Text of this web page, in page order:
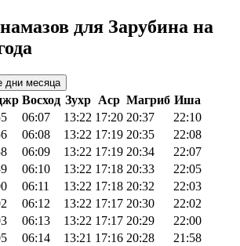
для Зарубина на
дни месяца
Восход Зухр Аср Магриб Иша
06:07 13:22 17:20 20:37
22:10
06:08 13:22 17:19 20:35
22:08
06:09 13:22 17:19 20:34
22:07
06:10 13:22 17:18 20:33
22:05
06:11 13:22 17:18 20:32
22:03
06:12 13:22 17:17 20:30
22:02
06:13 13:22 17:17 20:29
22:00
06:14 13:21 17:16 20:28
21:58